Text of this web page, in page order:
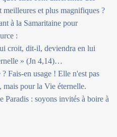
meilleures et plus magnifiques ?
à la Samaritaine pour
:
croit, dit-il, deviendra en lui
» (Jn 4,14)…
Fais-en usage ! Elle n'est pas
pour la Vie éternelle.
Paradis : soyons invités à boire à